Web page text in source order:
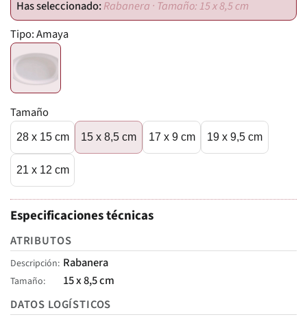
Rabanera · Tamaño: 15 x 8,5 cm
Tipo:Amaya
Tamaño
28 x 15 cm 15 x 8,5 cm 17 x 9 cm 19 x 9,5 cm
21 x 12 cm
Especificaciones técnicas
ATRIBUTOS
Descripción Rabanera
Tamaño
15 x 8,5 cm
DATOS LOGÍSTICOS